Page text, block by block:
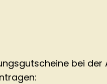
bei der